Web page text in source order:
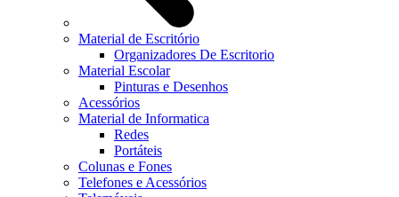
Material de Escritório
Organizadores De Escritorio
Material Escolar
Pinturas e Desenhos
Acessórios
Material de Informatica
Redes
Portáteis
Colunas e Fones
Telefones e Acessórios